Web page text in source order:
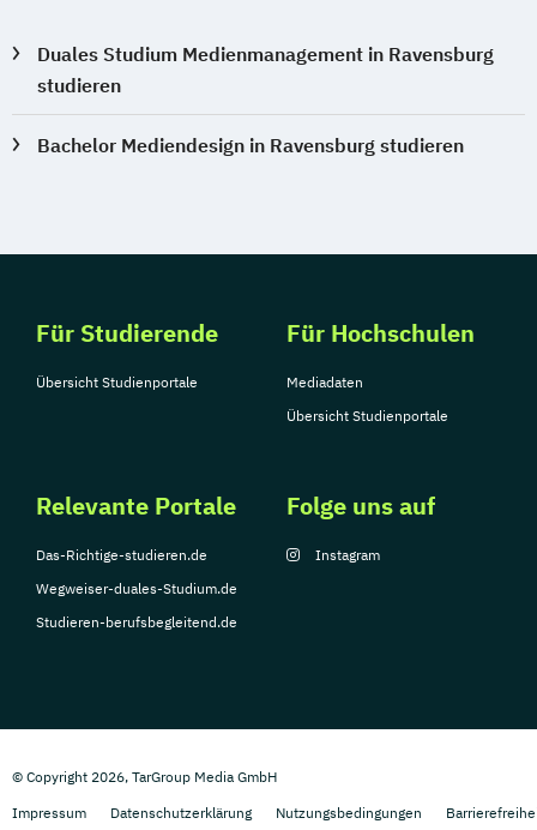
Duales Studium Medienmanagement in Ravensburg
studieren
Bachelor Mediendesign in Ravensburg studieren
Für Studierende
Übersicht Studienportale
Für Hochschulen
Mediadaten
Übersicht Studienportale
Relevante Portale
Das-Richtige-studieren.de
Wegweiser-duales-Studium.de
Studieren-berufsbegleitend.de
Folge uns auf
Instagram
© Copyright 2026, TarGroup Media GmbH
Impressum
Datenschutzerklärung Nutzungsbedingungen